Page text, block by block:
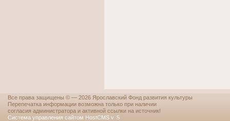
Все права защищены © — 2026 Ярославский Фонд развития культуры
Перепечатка информации возможна только при наличии
согласия администратора и активной ссылки на источник!
Система управления сайтом HostCMS v. 5